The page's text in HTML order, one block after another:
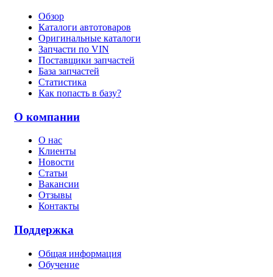
Обзор
Каталоги автотоваров
Оригинальные каталоги
Запчасти по VIN
Поставщики запчастей
База запчастей
Статистика
Как попасть в базу?
О компании
О нас
Клиенты
Новости
Статьи
Вакансии
Отзывы
Контакты
Поддержка
Общая информация
Обучение